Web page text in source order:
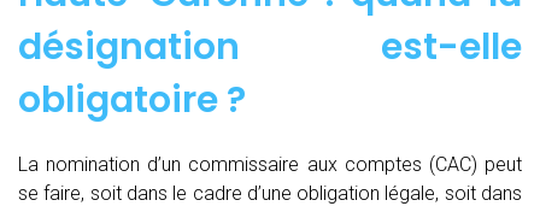
désignation est-elle
obligatoire ?
La nomination d’un commissaire aux comptes (CAC) peut
se faire, soit dans le cadre d’une obligation légale, soit dans